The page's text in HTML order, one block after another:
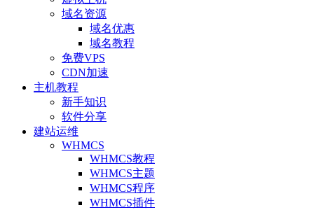
域名资源
域名优惠
域名教程
免费VPS
CDN加速
主机教程
新手知识
软件分享
建站运维
WHMCS
WHMCS教程
WHMCS主题
WHMCS程序
WHMCS插件